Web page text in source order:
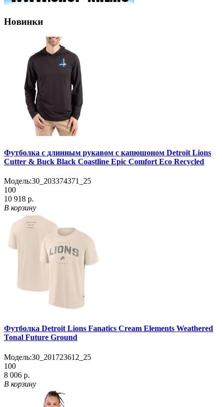
Новинки
Футболка с длинным рукавом с капюшоном Detroit Lions
Cutter & Buck Black Coastline Epic Comfort Eco Recycled
Модель:30_203374371_25
100
10 918 р.
В корзину
Футболка Detroit Lions Fanatics Cream Elements Weathered
Tonal Future Ground
Модель:30_201723612_25
100
8 006 р.
В корзину